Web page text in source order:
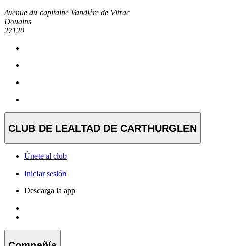
Avenue du capitaine Vandière de Vitrac
Douains
27120
CLUB DE LEALTAD DE CARTHURGLEN
Únete al club
Iniciar sesión
Descarga la app